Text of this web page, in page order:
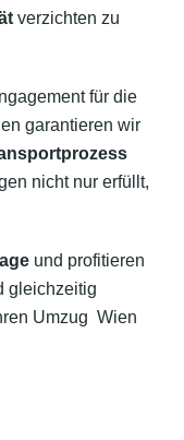
verzichten zu
für die
garantieren wir
nicht nur erfüllt,
und profitieren
gleichzeitig
Umzug Wien